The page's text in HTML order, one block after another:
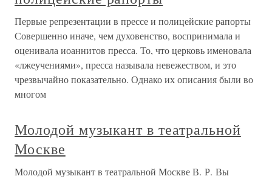
Первые репрезентации в прессе и полицейские рапорты
Совершенно иначе, чем духовенство, воспринимала и
оценивала иоаннитов пресса. То, что церковь именовала
«лжеучениями», пресса называла невежеством, и это
чрезвычайно показательно. Однако их описания были во
многом
Молодой музыкант в театральной
Москве
Молодой музыкант в театральной Москве В. Р. Вы